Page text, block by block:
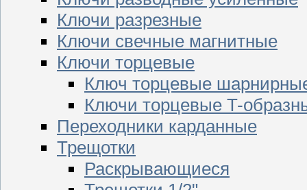
Ключи разрезные
Ключи свечные магнитные
Ключи торцевые
Ключ торцевые
Ключи торцевые T-
Переходники карданные
Трещотки
Раскрывающиеся